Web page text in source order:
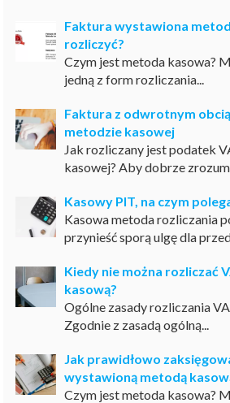
Faktura wystawiona
rozliczyć?
Czym jest metoda kasowa?
jedną z form rozliczania...
Faktura z odwrotnym
metodzie kasowej
Jak rozliczany jest podatek
kasowej? Aby dobrze
Kasowy PIT, na czym
Kasowa metoda rozliczania
przynieść sporą ulgę dla
Kiedy nie można rozliczać
kasową?
Ogólne zasady rozliczania
Zgodnie z zasadą ogólną...
Jak prawidłowo
wystawioną metodą
Czym jest metoda kasowa?